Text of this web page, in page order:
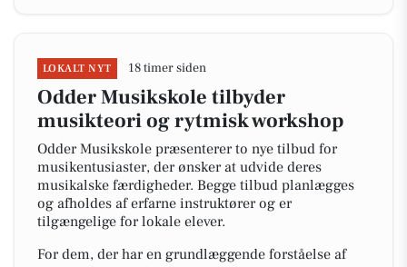
LOKALT NYT 18 timer siden
Odder Musikskole tilbyder
musikteori og rytmisk workshop
Odder Musikskole præsenterer to nye tilbud for
musikentusiaster, der ønsker at udvide deres
musikalske færdigheder. Begge tilbud planlægges
og afholdes af erfarne instruktører og er
tilgængelige for lokale elever.
For dem, der har en grundlæggende forståelse af